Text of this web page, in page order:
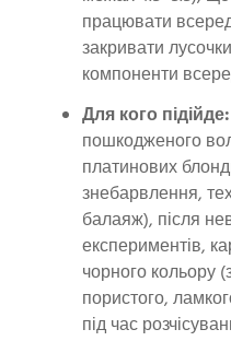
працювати
закривати
компоненти
Для кого підійде:
пошкодженого
платинових
знебарвлення,
балаяж), після
експериментів,
чорного кольору
пористого,
під час